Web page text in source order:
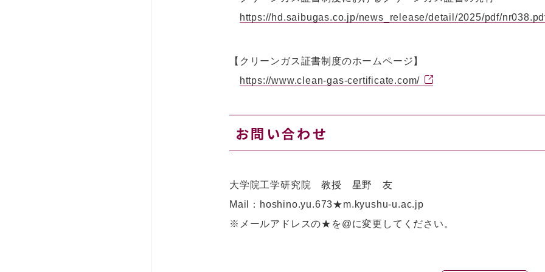
https://hd.saibugas.co.jp/news_release/detail/2025/pdf/
【クリーンガス証書制度のホームページ】
https://www.clean-gas-certificate.com/
お問い合わせ
大学院工学研究院 教授 星野 友
Mail：hoshino.yu.673★m.kyushu-u.ac.jp
※メールアドレスの★を@に変更してください。